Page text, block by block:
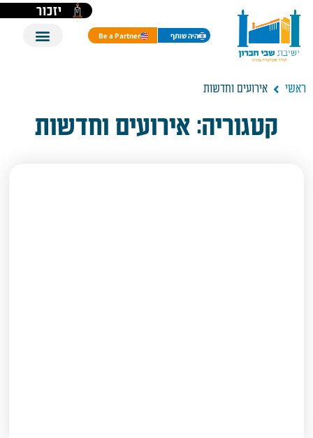
יזכור
היה שותף Be a Partner
ראשי אירועים וחדשות
קטגוריה: אירועים וחדשות